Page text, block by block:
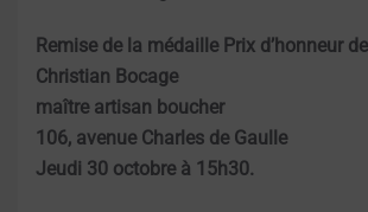
Remise de la médaille Prix d’honneur
Christian Bocage
maître artisan boucher
106, avenue Charles de Gaulle
Jeudi 30 octobre à 15h30.